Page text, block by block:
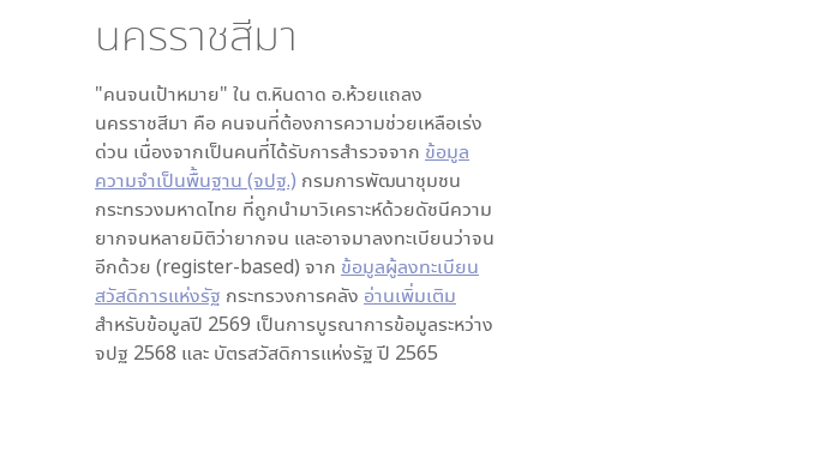
นครราชสีมา
"คนจนเป้าหมาย" ใน ต.หินดาด อ.ห้วยแถลง
นครราชสีมา คือ คนจนที่ต้องการความช่วยเหลือเร่ง
ด่วน เนื่องจากเป็นคนที่ได้รับการสำรวจจาก ข้อมูล
ความจำเป็นพื้นฐาน (จปฐ.) กรมการพัฒนาชุมชน
กระทรวงมหาดไทย ที่ถูกนำมาวิเคราะห์ด้วยดัชนีความ
ยากจนหลายมิติว่ายากจน และอาจมาลงทะเบียนว่าจน
อีกด้วย (register-based) จาก ข้อมูลผู้ลงทะเบียน
สวัสดิการแห่งรัฐ กระทรวงการคลัง อ่านเพิ่มเติม
สำหรับข้อมูลปี 2569 เป็นการบูรณาการข้อมูลระหว่าง
จปฐ 2568 และ บัตรสวัสดิการแห่งรัฐ ปี 2565